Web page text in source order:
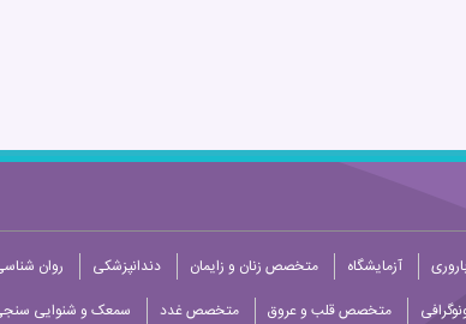
آزمایشگاه متخصص زنان و زایمان دندانپزشکی روان
متخصص قلب و عروق متخصص غدد سمعک و شنوایی